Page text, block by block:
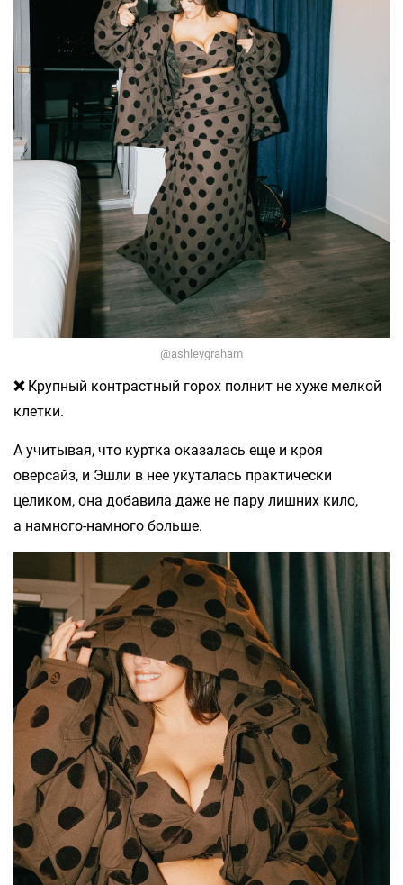
@ashleygraham
❌ Крупный контрастный горох полнит не хуже мелкой
клетки.
А учитывая, что куртка оказалась еще и кроя
оверсайз, и Эшли в нее укуталась практически
целиком, она добавила даже не пару лишних кило,
а намного-намного больше.